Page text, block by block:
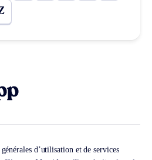
d’utilisation et de services